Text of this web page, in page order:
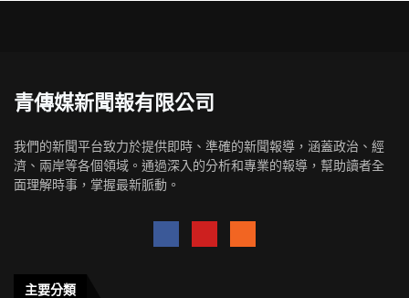
青傳媒新聞報有限公司
我們的新聞平台致力於提供即時、準確的新聞報導，涵蓋政治、經
濟、兩岸等各個領域。通過深入的分析和專業的報導，幫助讀者全
面理解時事，掌握最新脈動。
主要分類